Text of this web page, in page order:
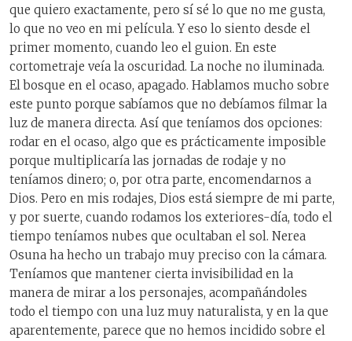
que quiero exactamente, pero sí sé lo que no me gusta,
lo que no veo en mi película. Y eso lo siento desde el
primer momento, cuando leo el guion. En este
cortometraje veía la oscuridad. La noche no iluminada.
El bosque en el ocaso, apagado. Hablamos mucho sobre
este punto porque sabíamos que no debíamos filmar la
luz de manera directa. Así que teníamos dos opciones:
rodar en el ocaso, algo que es prácticamente imposible
porque multiplicaría las jornadas de rodaje y no
teníamos dinero; o, por otra parte, encomendarnos a
Dios. Pero en mis rodajes, Dios está siempre de mi parte,
y por suerte, cuando rodamos los exteriores-día, todo el
tiempo teníamos nubes que ocultaban el sol. Nerea
Osuna ha hecho un trabajo muy preciso con la cámara.
Teníamos que mantener cierta invisibilidad en la
manera de mirar a los personajes, acompañándoles
todo el tiempo con una luz muy naturalista, y en la que
aparentemente, parece que no hemos incidido sobre el